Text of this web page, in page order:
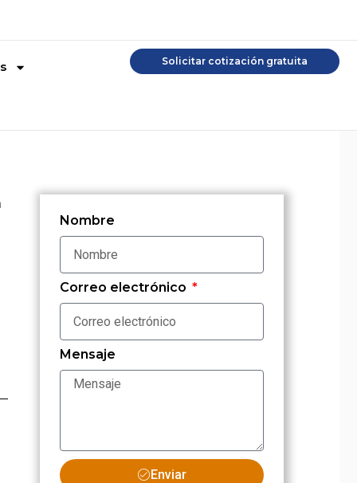
Solicitar cotización gratuita
Nombre
Correo electrónico
Mensaje
Enviar